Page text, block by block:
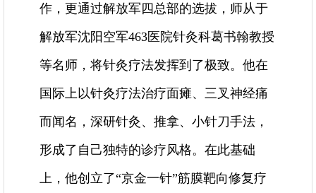
作，更通过解放军四总部的选拔，师从于
解放军沈阳空军463医院针灸科葛书翰教授
等名师，将针灸疗法发挥到了极致。他在
国际上以针灸疗法治疗面瘫、三叉神经痛
而闻名，深研针灸、推拿、小针刀手法，
形成了自己独特的诊疗风格。在此基础
上，他创立了“京金一针”筋膜靶向修复疗